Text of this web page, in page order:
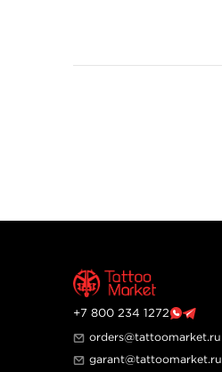
+7 800 234 1272
orders@tattoomarket.ru
garant@tattoomarket.ru